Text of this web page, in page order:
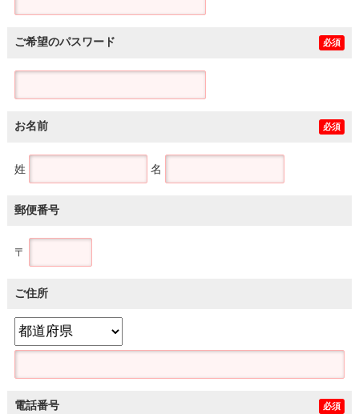
ご希望のパスワード 必須
お名前 必須
姓 名
郵便番号
〒
ご住所
電話番号 必須